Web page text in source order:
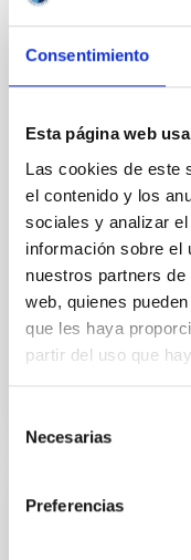
Consentimiento
Esta página web
Las cookies de este
el contenido y los
sociales y analizar
información sobre el
nuestros partners
web, quienes
que les haya
partir del uso que
Necesarias
Preferencias
As part of the
landscape. TOI-
discovered sub-
previously known
provide an
Carleo, Ilaria
Fecha de
BIBCODE
CON ÁRBITRO